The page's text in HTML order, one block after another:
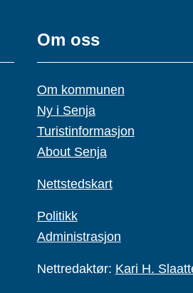
Om oss
Om kommunen
Ny i Senja
Turistinformasjon
About Senja
Nettstedskart
Politikk
Administrasjon
Nettredaktør: Kari H.